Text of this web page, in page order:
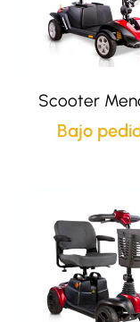
Scooter
Bajo